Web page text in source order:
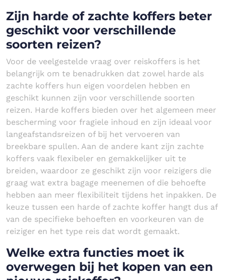
Zijn harde of zachte koffers beter
geschikt voor verschillende
soorten reizen?
Voor de veelgestelde vraag over reiskoffers is het
belangrijk om te benadrukken dat zowel harde als
zachte koffers hun eigen voordelen hebben en
geschikt kunnen zijn voor verschillende soorten
reizen. Harde koffers bieden over het algemeen meer
bescherming voor fragiele inhoud en zijn ideaal voor
langeafstandsreizen of bij het vervoeren van
breekbare spullen. Aan de andere kant zijn zachte
koffers vaak flexibeler en gemakkelijker uit te
breiden, waardoor ze geschikt zijn voor reizigers die
graag wat extra bagage meenemen of die behoefte
hebben aan meer flexibiliteit tijdens het inpakken. De
keuze tussen een harde of zachte koffer hangt dus af
van de specifieke behoeften en voorkeuren van de
reiziger en het type reis dat wordt gemaakt.
Welke extra functies moet ik
overwegen bij het kopen van een